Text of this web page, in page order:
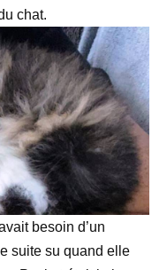
chat.
besoin d’un
suite su quand elle